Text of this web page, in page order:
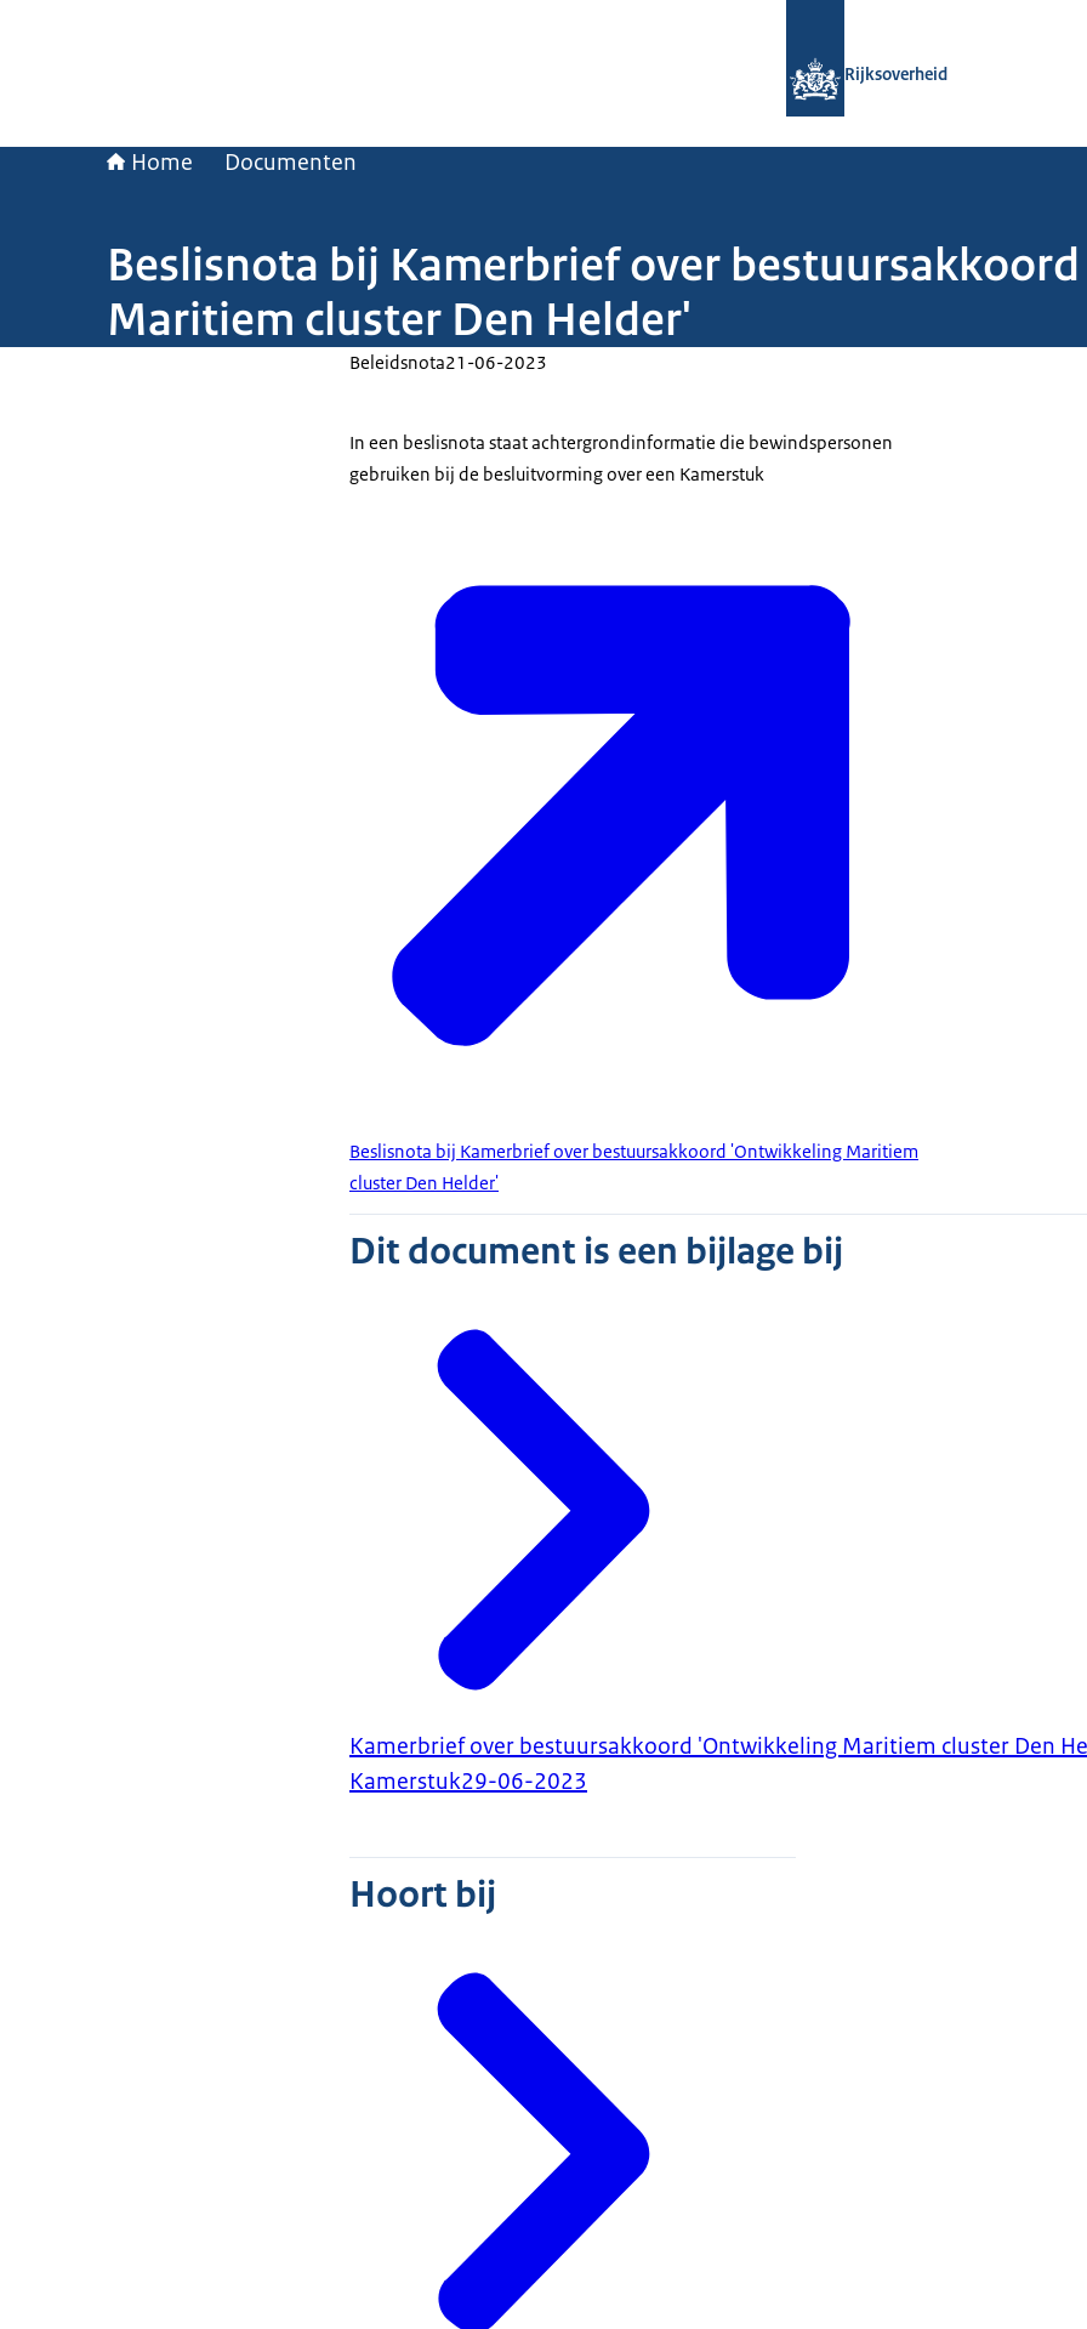
Rijksoverheid
Home Documenten
Beslisnota bij Kamerbrief over
Maritiem cluster Den Helder'
Beleidsnota21-06-2023
In een beslisnota staat achtergrondinformatie die bewindspersonen
gebruiken bij de besluitvorming over een Kamerstuk
Beslisnota bij Kamerbrief over bestuursakkoord 'Ontwikkeling Maritiem
cluster Den Helder'
Dit document is een bijlage bij
Kamerbrief over bestuursakkoord 'Ontwikkeling Maritiem cluster Den
Kamerstuk29-06-2023
Hoort bij